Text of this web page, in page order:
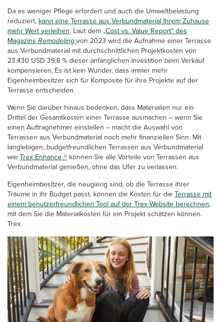
Da es weniger Pflege erfordert und auch die Umweltbelastung
reduziert, kann eine Terrasse aus Verbundmaterial Ihrem Zuhause
mehr Wert verleihen. Laut dem „Cost vs. Value Report“ des
Magazins Remodelingvon 2023 wird die Aufnahme einer Terrasse
aus Verbundmaterial mit durchschnittlichen Projektkosten von
23.430 USD 39,8 % dieser anfänglichen Investition beim Verkauf
kompensieren. Es ist kein Wunder, dass immer mehr
Eigenheimbesitzer sich für Komposite für ihre Projekte auf der
Terrasse entscheiden.
Wenn Sie darüber hinaus bedenken, dass Materialien nur ein
Drittel der Gesamtkosten einer Terrasse ausmachen – wenn Sie
einen Auftragnehmer einstellen – macht die Auswahl von
Terrassen aus Verbundmaterial noch mehr finanziellen Sinn. Mit
langlebigen, budgetfreundlichen Terrassen aus Verbundmaterial
wieTrex Enhance ® können Sie alle Vorteile von Terrassen aus
Verbundmaterial genießen, ohne das Ufer zu verlassen.
Eigenheimbesitzer, die neugierig sind, ob die Terrasse ihrer
Träume in ihr Budget passt, können die Kosten für dieTerrasse mit
einem benutzerfreundlichen Tool auf der Trex-Website berechnen,
mit dem Sie die Materialkosten für ein Projekt schätzen können.
Trex